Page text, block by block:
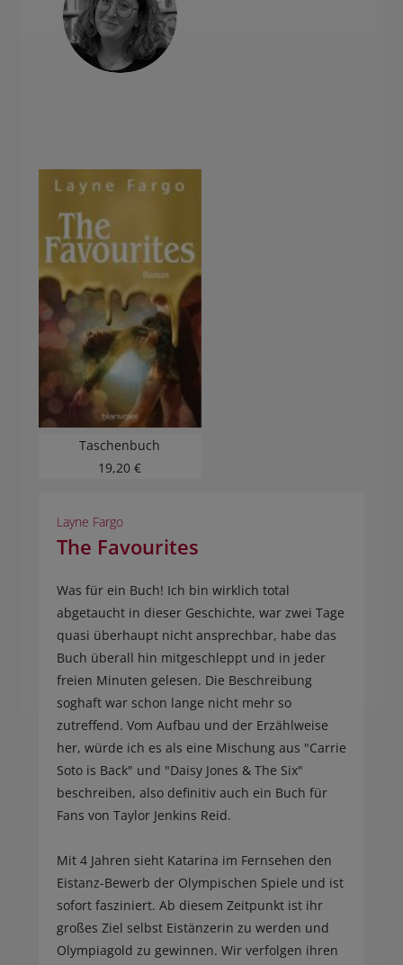
Taschenbuch
19,20 €
Layne Fargo
The Favourites
Was für ein Buch! Ich bin wirklich total
abgetaucht in dieser Geschichte, war zwei Tage
quasi überhaupt nicht ansprechbar, habe das
Buch überall hin mitgeschleppt und in jeder
freien Minuten gelesen. Die Beschreibung
soghaft war schon lange nicht mehr so
zutreffend. Vom Aufbau und der Erzählweise
her, würde ich es als eine Mischung aus "Carrie
Soto is Back" und "Daisy Jones & The Six"
beschreiben, also definitiv auch ein Buch für
Fans von Taylor Jenkins Reid.
Mit 4 Jahren sieht Katarina im Fernsehen den
Eistanz-Bewerb der Olympischen Spiele und ist
sofort fasziniert. Ab diesem Zeitpunkt ist ihr
großes Ziel selbst Eistänzerin zu werden und
Olympiagold zu gewinnen. Wir verfolgen ihren